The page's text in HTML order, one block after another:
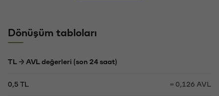
Dönüşüm tabloları
TL → AVL değerleri (son 24 saat)
0,5 TL = 0,126 AVL